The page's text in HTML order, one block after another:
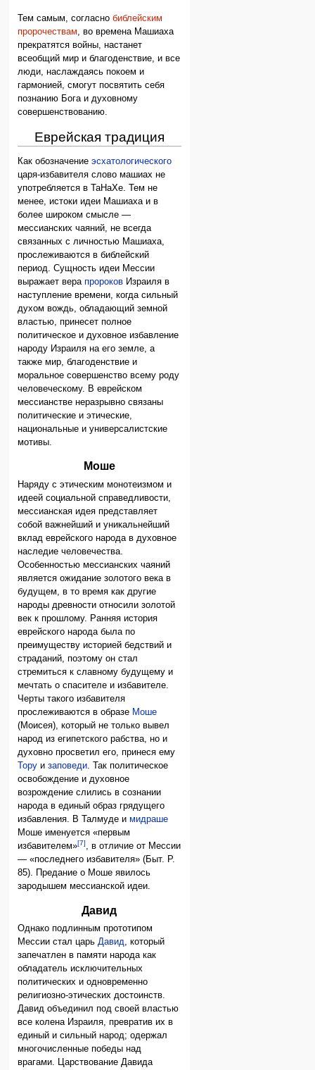
Тем самым, согласнобиблейским
пророчествам, во времена Машиаха
прекратятся войны, настанет
всеобщий мир и благоденствие, и все
люди, наслаждаясь покоем и
гармонией, смогут посвятить себя
познанию Бога и духовному
совершенствованию.
Еврейская традиция
Как обозначениеэсхатологического
царя-избавителя слово машиах не
употребляется в ТаНаХе. Тем не
менее, истоки идеи Машиаха и в
более широком смысле —
мессианских чаяний, не всегда
связанных с личностью Машиаха,
прослеживаются в библейский
период. Сущность идеи Мессии
выражает верапророков Израиля в
наступление времени, когда сильный
духом вождь, обладающий земной
властью, принесет полное
политическое и духовное избавление
народу Израиля на его земле, а
также мир, благоденствие и
моральное совершенство всему роду
человеческому. В еврейском
мессианстве неразрывно связаны
политические и этические,
национальные и универсалистские
мотивы.
Моше
Наряду с этическим монотеизмом и
идеей социальной справедливости,
мессианская идея представляет
собой важнейший и уникальнейший
вклад еврейского народа в духовное
наследие человечества.
Особенностью мессианских чаяний
является ожидание золотого века в
будущем, в то время как другие
народы древности относили золотой
век к прошлому. Ранняя история
еврейского народа была по
преимуществу историей бедствий и
страданий, поэтому он стал
стремиться к славному будущему и
мечтать о спасителе и избавителе.
Черты такого избавителя
прослеживаются в образе Моше
(Моисея), который не только вывел
народ из египетского рабства, но и
духовно просветил его, принеся ему
Тору изаповеди. Так политическое
освобождение и духовное
возрождение слились в сознании
народа в единый образ грядущего
избавления. В Талмуде имидраше
Моше именуется «первым
избавителем»[7], в отличие от Мессии
— «последнего избавителя» (Быт. Р.
85). Предание о Моше явилось
зародышем мессианской идеи.
Давид
Однако подлинным прототипом
Мессии стал царьДавид, который
запечатлен в памяти народа как
обладатель исключительных
политических и одновременно
религиозно-этических достоинств.
Давид объединил под своей властью
все колена Израиля, превратив их в
единый и сильный народ; одержал
многочисленные победы над
врагами. Царствование Давида